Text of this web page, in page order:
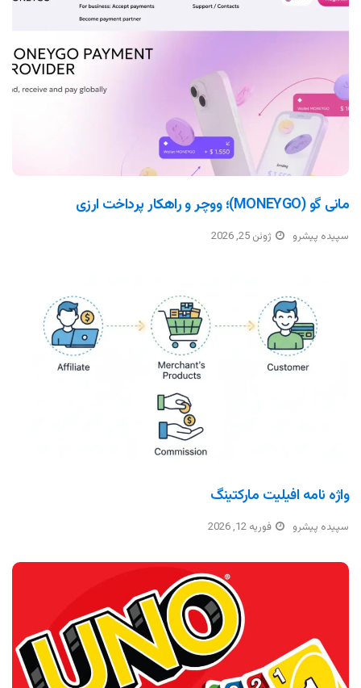
مانی گو (MONEYGO)؛ ووچر و راهکار پرداخت ارزی
سپیده پیشرو ژوئن 25, 2026
واژه نامه افیلیت مارکتینگ
سپیده پیشرو فوریه 12, 2026